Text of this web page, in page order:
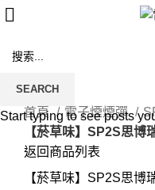
Click to enlarge
首頁
電子煙煙彈
【菸草味】SP2S思博
返回商品列表
【菸草味】SP2S思博
SEARCH
Start typing to see posts